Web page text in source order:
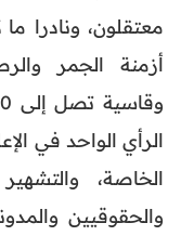
معتقلون، ونادرا
أزمنة الجمر
الرأي الواحد في
الخاصة،
والحقوقيين